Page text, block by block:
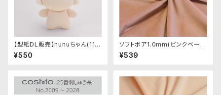
【型紙DL販売】nunuちゃん(11c
¥550
ソフトボア1.0mm(ピンクベージ
ュ)SSB109 ぬいぐるみ用短毛
ボア生地 20cm
¥539